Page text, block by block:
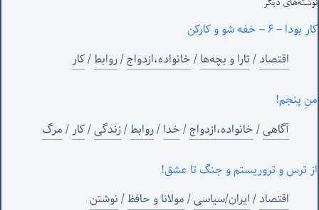
نوشته‌های‌ دیگر
کار بودا – ۶ – خفه شو و کارکن
اقتصاد/تارا و بچه‌ها/خانواده،ازدواج/روابط/کار
منِ پنجم!
آگاهی/خانواده،ازدواج/خدا/روابط/زندگی/کار/مرگ
از ترس و تروریستم و جنگ تا عشق!
اقتصاد/ایران/سیاسی/مولانا و حافظ/نوشتن